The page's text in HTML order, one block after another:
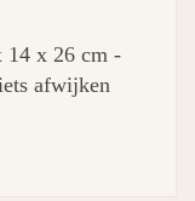
14 x 26 cm -
afwijken